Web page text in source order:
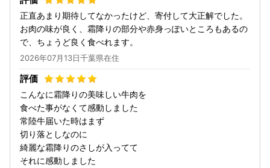
正直あまり期待してなかったけど、寄付して大正解でした。
お肉の味が良く、霜降りの部分や赤身っぽいところもあるの
で、ちょうど良く食べれます。
2026年07月13日千葉県在住
こんなに霜降りの美味しい牛肉を
食べた事がなくて感動しました
常陸牛届いた時はまず
切り落としなのに
綺麗な霜降りのさしが入ってて
それに感動しました